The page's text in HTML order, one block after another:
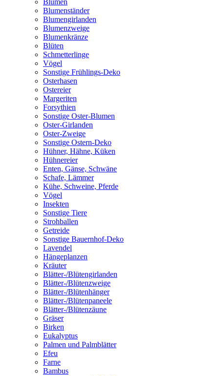
Blumenständer
Blumengirlanden
Blumenzweige
Blumenkränze
Blüten
Schmetterlinge
Vögel
Sonstige Frühlings-Deko
Osterhasen
Ostereier
Margeriten
Forsythien
Sonstige Oster-Blumen
Oster-Girlanden
Oster-Zweige
Sonstige Ostern-Deko
Hühner, Hähne, Küken
Hühnereier
Enten, Gänse, Schwäne
Schafe, Lämmer
Kühe, Schweine, Pferde
Vögel
Insekten
Sonstige Tiere
Strohballen
Getreide
Sonstige Bauernhof-Deko
Lavendel
Hängeplanzen
Kräuter
Blätter-/Blütengirlanden
Blätter-/Blütenzweige
Blätter-/Blütenhänger
Blätter-/Blütenpaneele
Blätter-/Blütenzäune
Gräser
Birken
Eukalyptus
Palmen und Palmblätter
Efeu
Farne
Bambus